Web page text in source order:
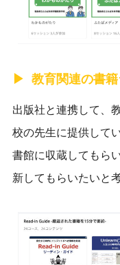
教育関連の書
出版社と連携して、
校の先生に提供して
書館に収蔵してもら
新してもらいたいと